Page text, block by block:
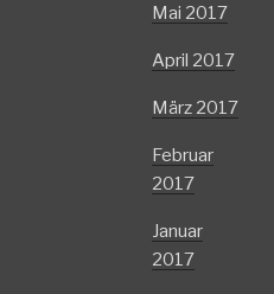
Mai 2017
April 2017
März 2017
Februar
2017
Januar
2017